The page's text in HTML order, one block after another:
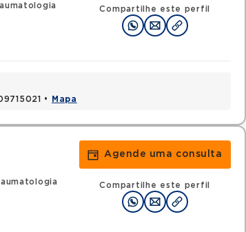
Compartilhe este perfil
• Mapa
Agende uma consulta
Compartilhe este perfil